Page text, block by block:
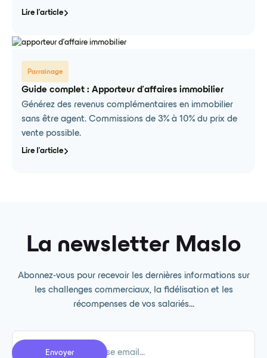
Lire l'article
Parrainage
Guide complet : Apporteur d'affaires immobilier
Générez des revenus complémentaires en immobilier
sans être agent. Commissions de 3% à 10% du prix de
vente possible.
Lire l'article
La newsletter Maslo
Abonnez-vous pour recevoir les dernières informations sur
les challenges commerciaux, la fidélisation et les
récompenses de vos salariés...